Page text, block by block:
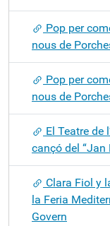
Pop per
nous de
Pop per
nous de
El Teatre de
cançó del “Jan
Clara Fiol y
la Feria
Govern